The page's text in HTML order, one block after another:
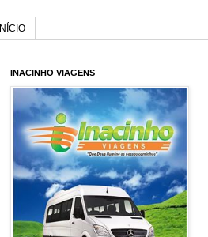
INÍCIO
INACINHO VIAGENS